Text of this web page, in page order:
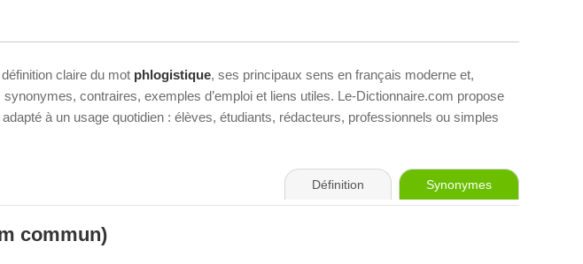
claire du mot phlogistique, ses principaux sens en français moderne et,
synonymes, contraires, exemples d’emploi et liens utiles. Le-Dictionnaire.com propose
à un usage quotidien : élèves, étudiants, rédacteurs, professionnels ou simples
Définition Synonymes
commun)